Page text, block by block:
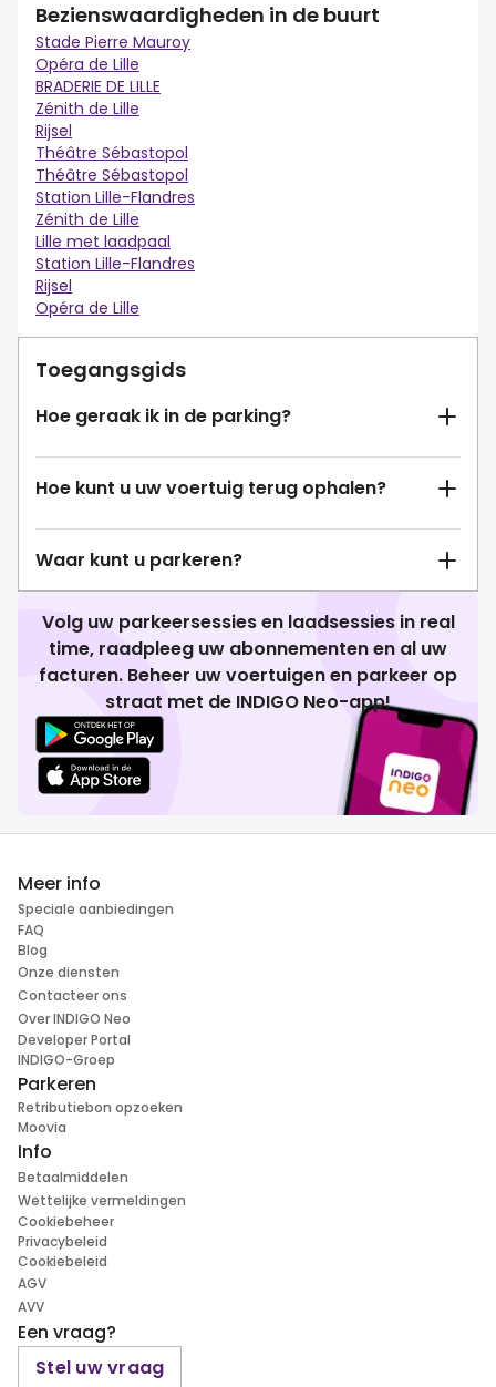
Bezienswaardigheden in de buurt
Stade Pierre Mauroy
Opéra de Lille
BRADERIE DE LILLE
Zénith de Lille
Rijsel
Théâtre Sébastopol
Théâtre Sébastopol
Station Lille-Flandres
Zénith de Lille
Lille met laadpaal
Station Lille-Flandres
Rijsel
Opéra de Lille
Toegangsgids
Hoe geraak ik in de parking?
Hoe kunt u uw voertuig terug ophalen?
Waar kunt u parkeren?
Volg uw parkeersessies en laadsessies in real
time, raadpleeg uw abonnementen en al uw
facturen. Beheer uw voertuigen en parkeer op
straat met de INDIGO Neo-app!
Meer info
Speciale aanbiedingen
FAQ
Blog
Onze diensten
Contacteer ons
Over INDIGO Neo
Developer Portal
INDIGO-Groep
Parkeren
Retributiebon opzoeken
Moovia
Info
Betaalmiddelen
Wettelijke vermeldingen
Cookiebeheer
Privacybeleid
Cookiebeleid
AGV
AVV
Een vraag?
Stel uw vraag